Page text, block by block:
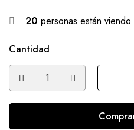
20 personas están
Cantidad